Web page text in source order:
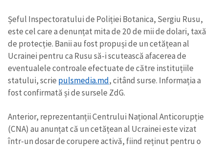
Șeful Inspectoratului de Poliției Botanica, Sergiu Rusu,
este cel care a denunțat mita de 20 de mii de dolari, taxă
de protecție. Banii au fost propuși de un cetățean al
Ucrainei pentru ca Rusu să-i scutească afacerea de
eventualele controale efectuate de către instituțiile
statului, scrie pulsmedia.md, citând surse. Informația a
fost confirmată și de sursele ZdG.
Anterior, reprezentanții Centrului Național Anticorupție
(CNA) au anunțat că un cetățean al Ucrainei este vizat
într-un dosar de corupere activă, fiind reținut pentru o